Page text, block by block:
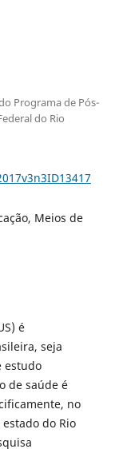
Programa de Pós-
do Rio
Meios de
é
seja
estudo
de saúde é
no
do Rio